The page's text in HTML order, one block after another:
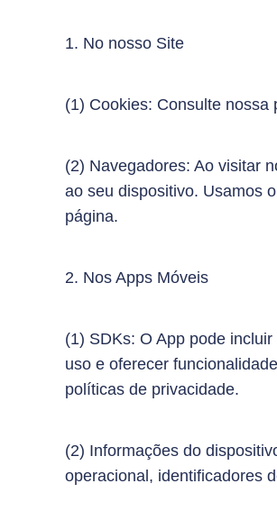
1. No nosso Site
(1) Cookies: Consulte
(2) Navegadores: Ao visitar
ao seu dispositivo. Usamos
página.
2. Nos Apps Móveis
(1) SDKs: O App pode
uso e oferecer
políticas de privacidade.
(2) Informações do
operacional, identificadores